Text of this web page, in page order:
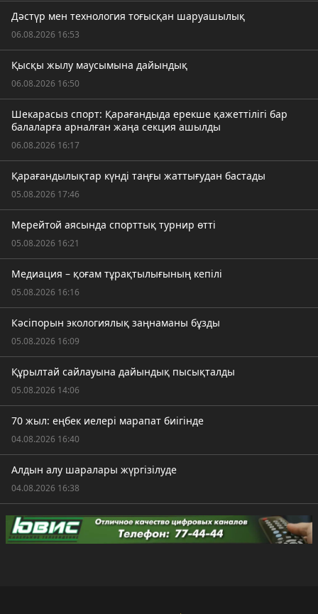
Дәстүр мен технология тоғысқан шаруашылық
06.08.2026 16:53
Қысқы жылу маусымына дайындық
06.08.2026 16:50
Шекарасыз спорт: Қарағандыда ерекше қажеттілігі бар
балаларға арналған жаңа секция ашылды
06.08.2026 16:17
Қарағандылықтар күнді таңғы жаттығудан бастады
05.08.2026 17:46
Мерейтой аясында спорттық турнир өтті
05.08.2026 16:21
Медиация – қоғам тұрақтылығының кепілі
05.08.2026 16:16
Кәсіпорын экологиялық заңнаманы бұзды
05.08.2026 16:09
Құрылтай сайлауына дайындық пысықталды
05.08.2026 14:06
70 жыл: еңбек иелері марапат биігінде
04.08.2026 16:40
Алдын алу шаралары жүргізілуде
04.08.2026 16:38